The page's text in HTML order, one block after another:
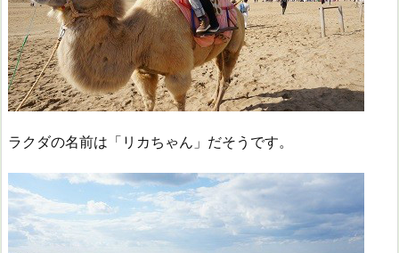
ラクダの名前は「リカちゃん」だそうです。